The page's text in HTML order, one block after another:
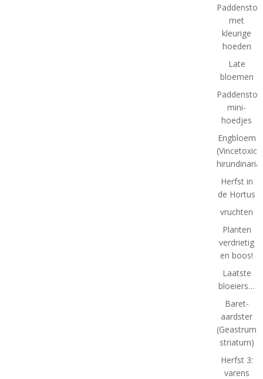
met
kleurige
hoeden
Late
bloemen
mini-
hoedjes
Engbloem
hirundinaria)
Herfst in
de Hortus
vruchten
Planten
verdrietig
en boos!
Laatste
bloeiers…
Baret-
aardster
(Geastrum
striatum)
Herfst 3:
varens